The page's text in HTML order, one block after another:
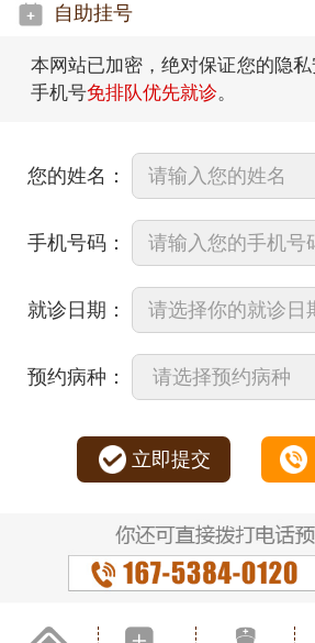
自助挂号
本网站已加密，绝对保证您的隐
手机号免排队优先就诊。
您的姓名：
手机号码：
就诊日期：
预约病种：
立即提交